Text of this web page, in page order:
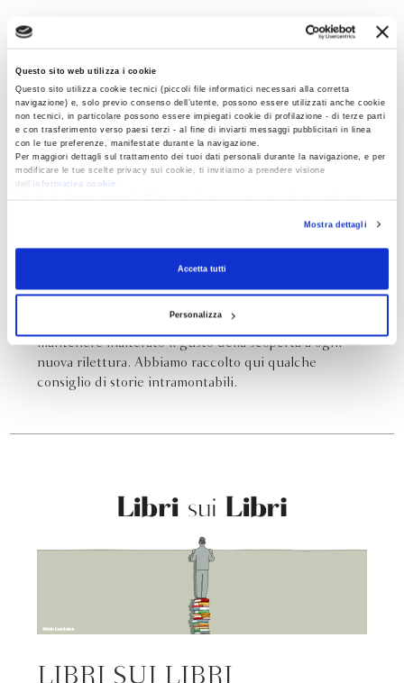
Questo sito web utilizza i cookie
Questo sito utilizza cookie tecnici (piccoli file informatici necessari alla corretta
navigazione) e, solo previo consenso dell’utente, possono essere utilizzati anche cookie
non tecnici, in particolare possono essere impiegati cookie di profilazione - di terze parti
e con trasferimento verso paesi terzi - al fine di inviarti messaggi pubblicitari in linea
con le tue preferenze, manifestate durante la navigazione.
Per maggiori dettagli sul trattamento dei tuoi dati personali durante la navigazione, e per
modificare le tue scelte privacy sui cookie, ti invitiamo a prendere visione
dell’
informativa cookie
RevocaMostra dettagli
Accetta tutti
Personalizza
INTRAMONTABILI
proprio fascino, ma non sono solo i classici a
mantenere inalterato il gusto della scoperta a ogni
nuova rilettura. Abbiamo raccolto qui qualche
consiglio di storie intramontabili.
LIBRI SUI LIBRI